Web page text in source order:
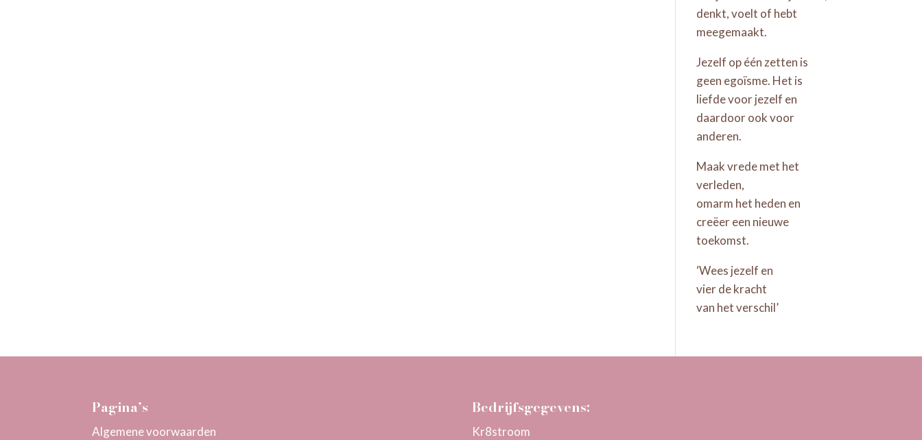
denkt, voelt of hebt
meegemaakt.
Jezelf op één zetten is
geen egoïsme. Het is
liefde voor jezelf en
daardoor ook voor
anderen.
Maak vrede met het
verleden,
omarm het heden en
creëer een nieuwe
toekomst.
‘Wees jezelf en
vier de kracht
van het verschil’
Pagina’s
Algemene voorwaarden
Bedrijfsgegevens:
Kr8stroom